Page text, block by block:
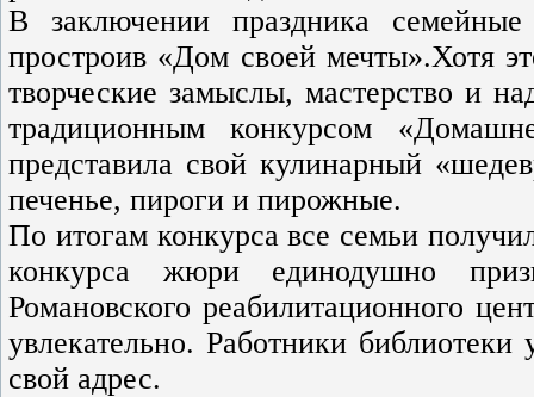
В заключении праздника
простроив «Дом своей мечты».Хотя
творческие замыслы, мастерство и
традиционным конкурсом
представила свой кулинарный
печенье, пироги и пирожные.
По итогам конкурса все семьи
конкурса жюри единодушно
Романовского реабилитационного
увлекательно. Работники
свой адрес.